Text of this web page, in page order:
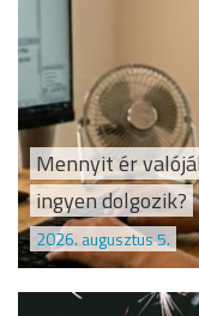
Mennyit ér
ingyen dolgozik?
2026. augusztus 5.